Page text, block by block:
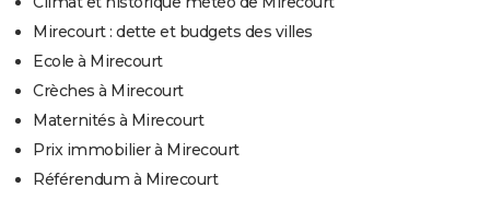
Mirecourt : dette et budgets des villes
Ecole à Mirecourt
Crèches à Mirecourt
Maternités à Mirecourt
Prix immobilier à Mirecourt
Référendum à Mirecourt